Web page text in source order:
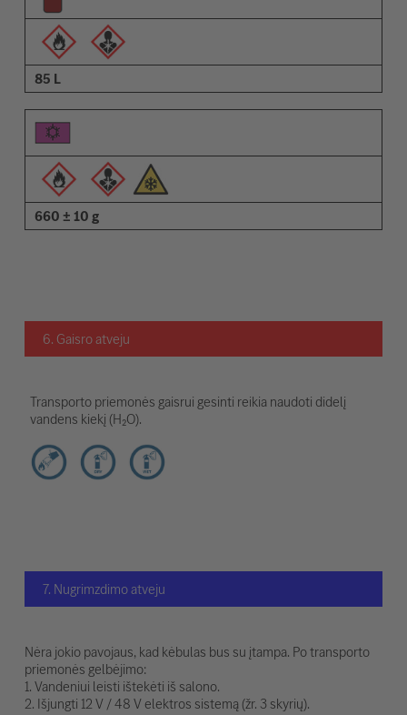
85 L
660 ± 10 g
6. Gaisro atveju
Transporto priemonės gaisrui gesinti reikia naudoti didelį
vandens kiekį (H₂O).
7. Nugrimzdimo atveju
Nėra jokio pavojaus, kad kėbulas bus su įtampa. Po transporto
priemonės gelbėjimo:
1. Vandeniui leisti ištekėti iš salono.
2. Išjungti 12 V / 48 V elektros sistemą (žr. 3 skyrių).